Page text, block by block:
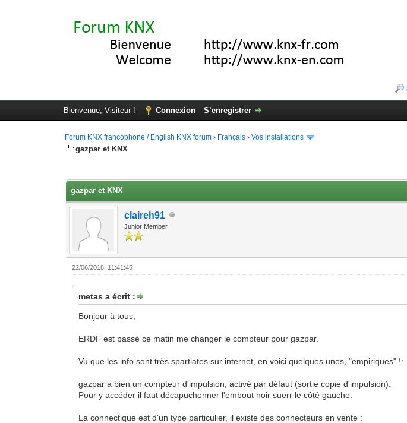
Bienvenue, Visiteur ! Connexion S’enregistrer
Forum KNX francophone / English KNX forum › Français ›Vos installations
gazpar et KNX
gazpar et KNX
claireh91
Junior Member
22/06/2018, 11:41:45
metas a écrit :
Bonjour à tous,
ERDF est passé ce matin me changer le compteur pour gazpar.
Vu que les info sont très spartiates sur internet, en voici quelques unes, "empiriques" !:
gazpar a bien un compteur d'impulsion, activé par défaut (sortie copie d'impulsion).
Pour y accéder il faut décapuchonner l'embout noir suerr le côté gauche.
La connectique est d'un type particulier, il existe des connecteurs en vente :